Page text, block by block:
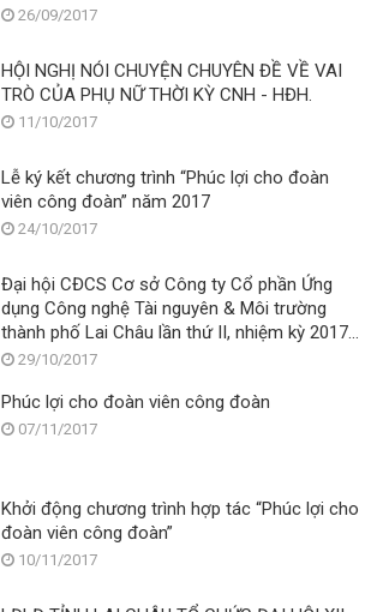
26/09/2017
HỘI NGHỊ NÓI CHUYỆN CHUYÊN ĐỀ VỀ VAI
TRÒ CỦA PHỤ NỮ THỜI KỲ CNH - HĐH.
11/10/2017
Lễ ký kết chương trình “Phúc lợi cho đoàn
viên công đoàn” năm 2017
24/10/2017
Đại hội CĐCS Cơ sở Công ty Cổ phần Ứng
dụng Công nghệ Tài nguyên & Môi trường
thành phố Lai Châu lần thứ II, nhiệm kỳ 2017
– 2022
29/10/2017
Phúc lợi cho đoàn viên công đoàn
07/11/2017
Khởi động chương trình hợp tác “Phúc lợi cho
đoàn viên công đoàn”
10/11/2017